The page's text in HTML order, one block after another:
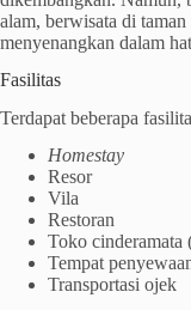
alam, berwisata di
menyenangkan dalam
Fasilitas
Terdapat beberapa
Homestay
Resor
Vila
Restoran
Toko cinderamata
Tempat
Transportasi ojek